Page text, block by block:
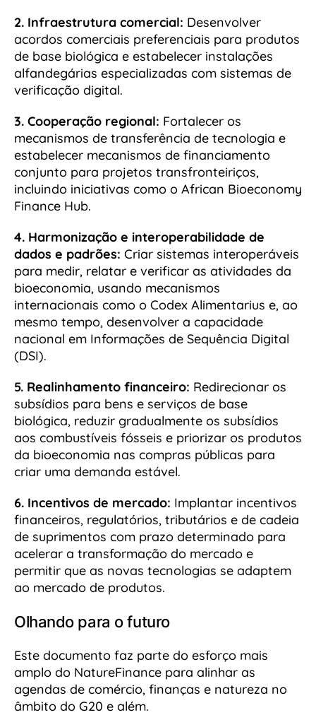
2. Infraestrutura comercial: Desenvolver
acordos comerciais preferenciais para produtos
de base biológica e estabelecer instalações
alfandegárias especializadas com sistemas de
verificação digital.
3. Cooperação regional: Fortalecer os
mecanismos de transferência de tecnologia e
estabelecer mecanismos de financiamento
conjunto para projetos transfronteiriços,
incluindo iniciativas como o African Bioeconomy
Finance Hub.
4. Harmonização e interoperabilidade de
dados e padrões: Criar sistemas interoperáveis
para medir, relatar e verificar as atividades da
bioeconomia, usando mecanismos
internacionais como o Codex Alimentarius e, ao
mesmo tempo, desenvolver a capacidade
nacional em Informações de Sequência Digital
(DSI).
5. Realinhamento financeiro: Redirecionar os
subsídios para bens e serviços de base
biológica, reduzir gradualmente os subsídios
aos combustíveis fósseis e priorizar os produtos
da bioeconomia nas compras públicas para
criar uma demanda estável.
6. Incentivos de mercado: Implantar incentivos
financeiros, regulatórios, tributários e de cadeia
de suprimentos com prazo determinado para
acelerar a transformação do mercado e
permitir que as novas tecnologias se adaptem
ao mercado de produtos.
Olhando para o futuro
Este documento faz parte do esforço mais
amplo do NatureFinance para alinhar as
agendas de comércio, finanças e natureza no
âmbito do G20 e além.